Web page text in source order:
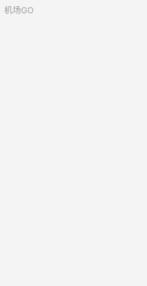
机场GO